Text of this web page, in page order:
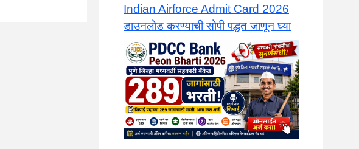
Indian Airforce Admit Card 2026
डाउनलोड करण्याची सोपी पद्धत जाणून घ्या